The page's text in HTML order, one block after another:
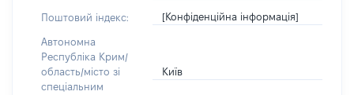
Поштовий індекс: [Конфіденційна інформація]
Автономна
Республіка Крим/
область/місто зі
спеціальним
Київ